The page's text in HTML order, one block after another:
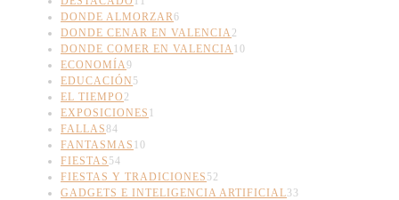
DONDE ALMORZAR6
DONDE CENAR EN VALENCIA 2
DONDE COMER EN VALENCIA 10
ECONOMÍA9
EDUCACIÓN 5
EL TIEMPO 2
EXPOSICIONES 1
FALLAS84
FANTASMAS 10
FIESTAS 54
FIESTAS Y TRADICIONES 52
GADGETS E INTELIGENCIA ARTIFICIAL33